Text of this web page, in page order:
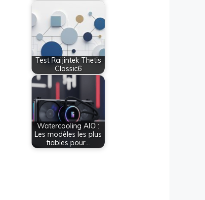
Test Raijintek Thetis
Classic6
Watercooling AIO :
Les modèles les plus
fiables pour…